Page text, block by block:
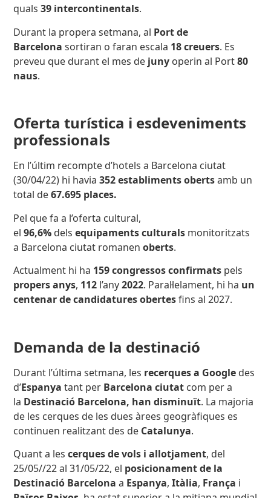
quals39 intercontinentals.
Durant la propera setmana, al Port de
Barcelonasortiran o faran escala 18 creuers. Es
preveu que durant el mes de juny operin al Port80
naus.
Oferta turística i esdeveniments
professionals
En l’últim recompte d’hotels a Barcelona ciutat
(30/04/22) hi havia352 establiments obertsamb un
total de67.695 places.
Pel que fa a l’oferta cultural,
el96,6% delsequipaments culturals monitoritzats
a Barcelona ciutat romanenoberts.
Actualment hi ha 159 congressos confirmats pels
propers anys, 112 l’any2022. Paral·lelament, hi ha un
centenar de candidatures obertesfins al 2027.
Demanda de la destinació
Durant l’última setmana, les recerques a Google des
d’Espanyatant per Barcelona ciutat com per a
la Destinació Barcelona, han disminuït. La majoria
de les cerques de les dues àrees geogràfiques es
continuen realitzant des de Catalunya.
Quant a lescerques de vols i allotjament, del
25/05//22 al 31/05/22, el posicionament de la
Destinació Barcelonaa Espanya,Itàlia, França i